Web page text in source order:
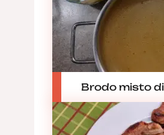
Brodo misto